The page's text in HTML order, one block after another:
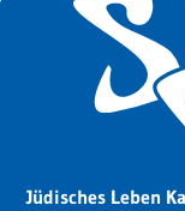
Jüdisches Leben